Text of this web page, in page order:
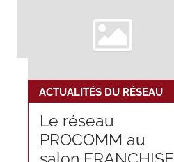
ACTUALITÉS DU RÉSEAU
Le réseau
PROCOMM au